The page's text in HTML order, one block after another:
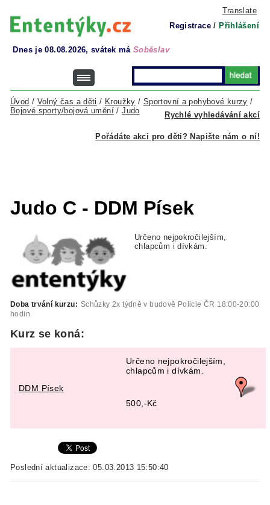
Translate
Registrace / Přihlášení
Dnes je 08.08.2026, svátek má Soběslav
Rychlé vyhledávání akcí
Úvod / Volný čas a děti / Kroužky / Sportovní a pohybové kurzy /
Bojové sporty/bojová umění/Judo
Pořádáte akci pro děti? Napište nám o ní!
Judo C - DDM Písek
Určeno nejpokročilejším,
chlapcům i dívkám.
Doba trvání kurzu: Schůzky 2x týdně v budově Policie ČR 18:00-20:00
hodin
Kurz se koná:
DDM Písek
Určeno nejpokročilejším,
chlapcům i dívkám.
500,-Kč
Poslední aktualizace: 05.03.2013 15:50:40